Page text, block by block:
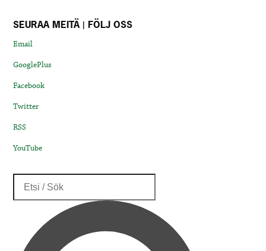
SEURAA MEITÄ | FÖLJ OSS
Email
GooglePlus
Facebook
Twitter
RSS
YouTube